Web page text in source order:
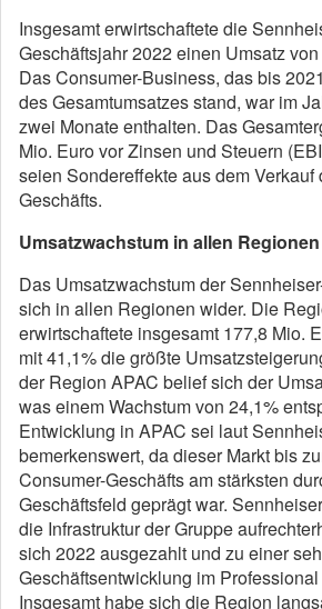
Insgesamt erwirtschaftete die
Geschäftsjahr 2022 einen Umsatz
Das Consumer-Business, das bis
des Gesamtumsatzes stand, war im
zwei Monate enthalten. Das
Mio. Euro vor Zinsen und Steuern
seien Sondereffekte aus dem Verkauf
Geschäfts.
Umsatzwachstum in allen Regionen
Das Umsatzwachstum der
sich in allen Regionen wider. Die
erwirtschaftete insgesamt 177,8 Mio.
mit 41,1% die größte
der Region APAC belief sich der
was einem Wachstum von 24,1%
Entwicklung in APAC sei laut
bemerkenswert, da dieser Markt bis
Consumer-Geschäfts am stärksten
Geschäftsfeld geprägt war.
die Infrastruktur der Gruppe
sich 2022 ausgezahlt und zu einer
Geschäftsentwicklung im
Insgesamt habe sich die Region